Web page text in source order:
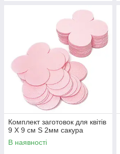
Комплект заготовок для квітів
9 Х 9 см S 2мм сакура
В наявності